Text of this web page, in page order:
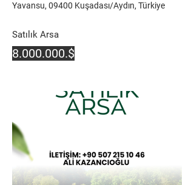
Yavansu, 09400 Kuşadası/Aydın, Türkiye
Satılık Arsa
8.000.000.$